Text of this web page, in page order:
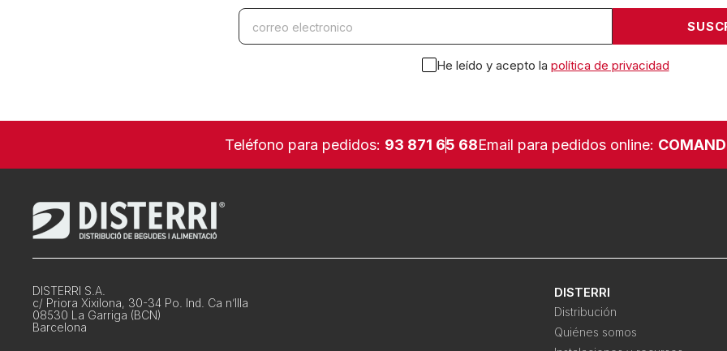
He leído y acepto la política de privacidad
Teléfono para pedidos: 93 871 65 68Email para pedidos online:
DISTERRI S.A.
c/ Priora Xixilona, 30-34 Po. Ind. Ca n’Illa
08530 La Garriga (BCN)
Barcelona
DISTERRI
Distribución
Quiénes somos